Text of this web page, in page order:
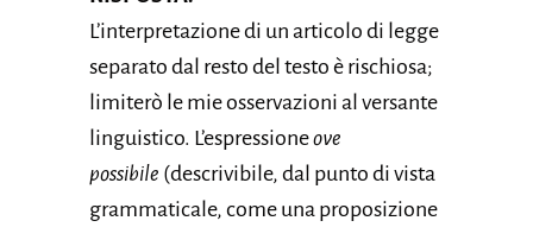
L’interpretazione di un articolo di legge
separato dal resto del testo è rischiosa;
limiterò le mie osservazioni al versante
linguistico. L’espressioneove
possibile (descrivibile, dal punto di vista
grammaticale, come una proposizione